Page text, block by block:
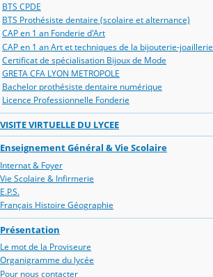
BTS CPDE
BTS Prothésiste dentaire (scolaire et alternance)
CAP en 1 an Fonderie d'Art
CAP en 1 an Art et techniques de la bijouterie-joaillerie
Certificat de spécialisation Bijoux de Mode
GRETA CFA LYON METROPOLE
Bachelor prothésiste dentaire numérique
Licence Professionnelle Fonderie
VISITE VIRTUELLE DU LYCEE
Enseignement Général & Vie Scolaire
Internat & Foyer
Vie Scolaire & Infirmerie
E.P.S.
Français Histoire Géographie
Présentation
Le mot de la Proviseure
Organigramme du lycée
Pour nous contacter